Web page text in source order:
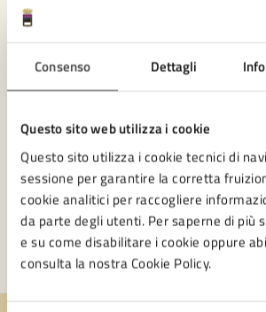
Consenso Dettagli
Questo sito web utilizza i cookie
Questo sito utilizza i cookie tecnici di
sessione per garantire la corretta
cookie analitici per raccogliere
da parte degli utenti. Per saperne di più
e su come disabilitare i cookie oppure
consulta la nostra Cookie Policy.